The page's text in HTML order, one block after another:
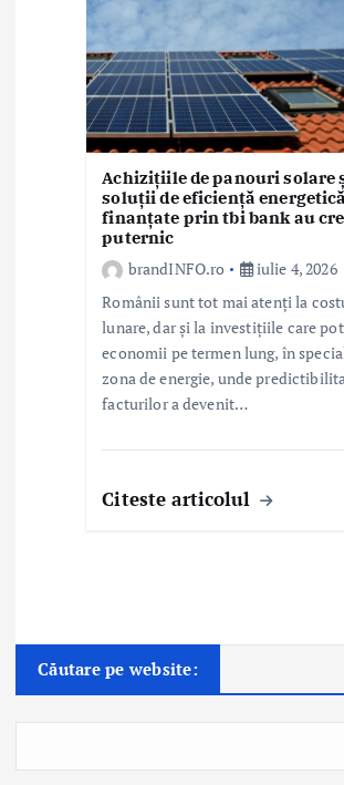
Achizițiile de panouri solare
soluții de eficiență energetică
finanțate prin tbi bank au
puternic
brandINFO.ro
iulie 4, 2026
Românii sunt tot mai atenți la
lunare, dar și la investițiile care
economii pe termen lung, în
zona de energie, unde
facturilor a devenit…
Citeste articolul
Căutare pe website: